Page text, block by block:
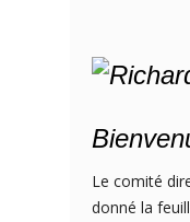
Le comité
donné la